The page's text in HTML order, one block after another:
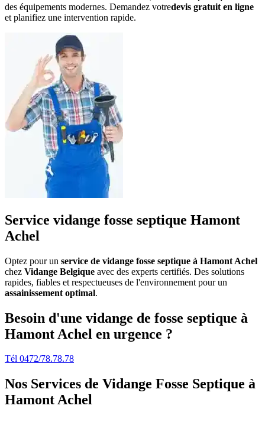
des équipements modernes. Demandez votredevis gratuit en ligne
et planifiez une intervention rapide.
Service vidange fosse septique Hamont
Achel
Optez pour un service de vidange fosse septique à Hamont Achel
chez Vidange Belgique avec des experts certifiés. Des solutions
rapides, fiables et respectueuses de l'environnement pour un
assainissement optimal.
Besoin d'une vidange de fosse septique à
Hamont Achel en urgence ?
Tél 0472/78.78.78
Nos Services de Vidange Fosse Septique à
Hamont Achel